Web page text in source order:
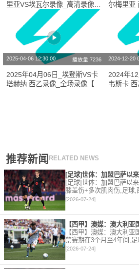
里亚VS埃瓦尔录像_高清录像
【全场回放】
尔梅里亚
【视频集
2025-04-06 12:30:00 播放量:7236
2025年04月06日_埃登斯VS卡
塔赫纳 西乙录像_全场录像【高
2024-12-20
2024年
韦斯卡 西
推荐新闻 RELATED NEWS
[足球]世体：加盟巴萨以
膝盖伤+多次肌肉伤,足球,
本站，24小时为你更新最
[2026-07-24]
【西甲】澳媒：澳大利亚
禁赛期在3个月至4年间,足
大利亚,英超,西甲,德甲,法
[2026-07-24]